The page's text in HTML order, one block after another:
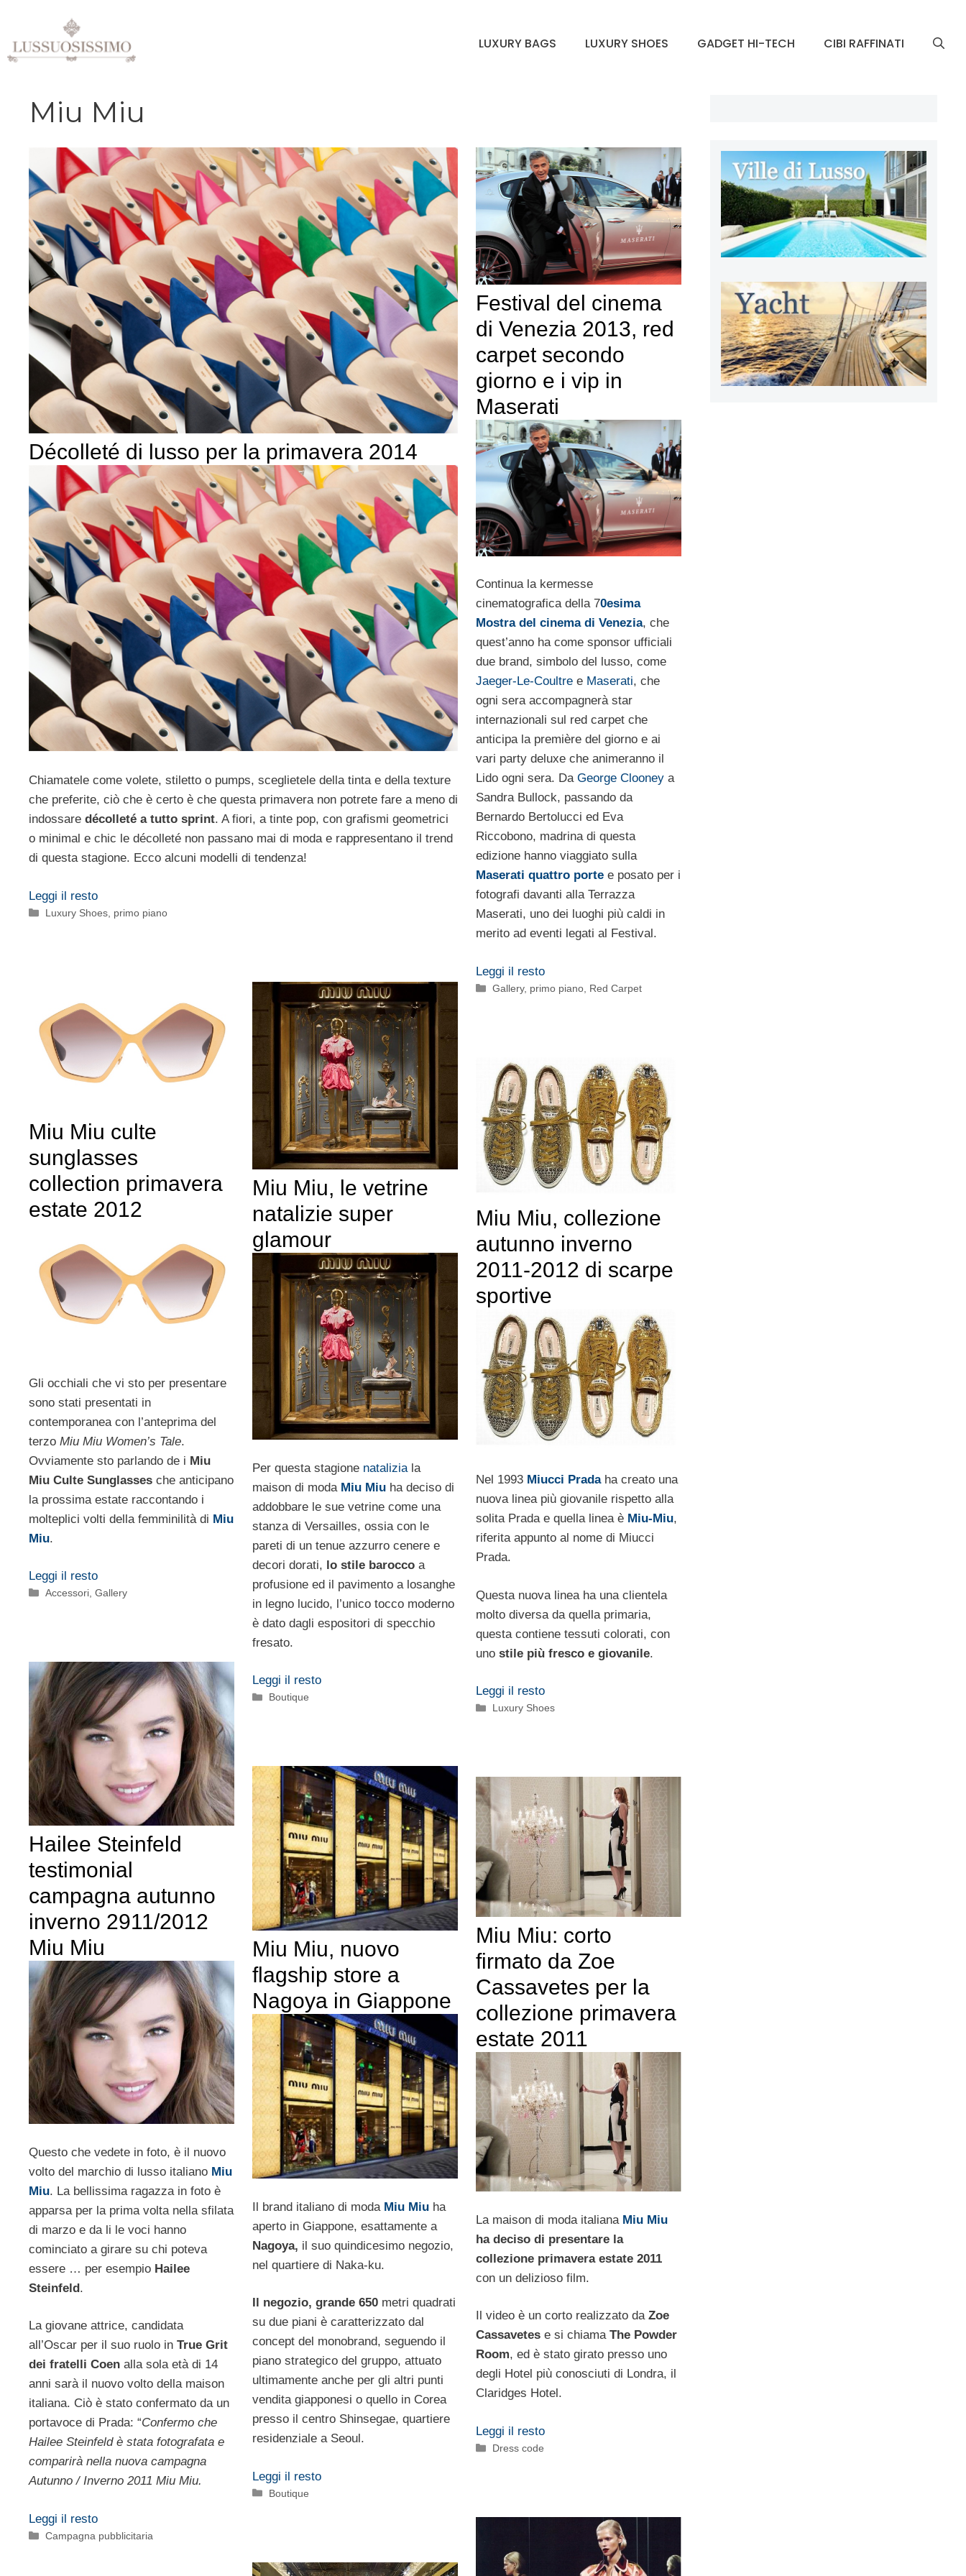
contenuto
LUXURY BAGS LUXURY SHOES GADGET HI-TECH CIBI RAFFINATI
Miu Miu
Décolleté di lusso per la primavera 2014
Chiamatele come volete, stiletto o pumps, sceglietele della tinta e della texture
che preferite, ciò che è certo è che questa primavera non potrete fare a meno di
indossare décolleté a tutto sprint. A fiori, a tinte pop, con grafismi geometrici
o minimal e chic le décolleté non passano mai di moda e rappresentano il trend
di questa stagione. Ecco alcuni modelli di tendenza!
Leggi il resto
Categorie
Luxury Shoes primo piano
Festival del cinema
di Venezia 2013, red
carpet secondo
giorno e i vip in
Maserati
Continua la kermesse
cinematografica della 70esima
Mostra del cinema di Venezia, che
quest’anno ha come sponsor ufficiali
due brand, simbolo del lusso, come
Jaeger-Le-Coultree Maserati, che
ogni sera accompagnerà star
internazionali sul red carpet che
anticipa la première del giorno e ai
vari party deluxe che animeranno il
Lido ogni sera. Da George Clooneya
Sandra Bullock, passando da
Bernardo Bertolucci ed Eva
Riccobono, madrina di questa
edizione hanno viaggiato sulla
Maserati quattro porte e posato per i
fotografi davanti alla Terrazza
Maserati, uno dei luoghi più caldi in
merito ad eventi legati al Festival.
Leggi il resto
Categorie
Gallery, primo piano Red Carpet
Miu Miu culte
sunglasses
collection primavera
estate 2012
Gli occhiali che vi sto per presentare
sono stati presentati in
contemporanea con l’anteprima del
terzo Miu Miu Women’s Tale.
Ovviamente sto parlando de i Miu
Miu Culte Sunglasses che anticipano
la prossima estate raccontando i
molteplici volti della femminilità di Miu
Miu.
Leggi il resto
Categorie
Accessori ,Gallery
Miu Miu, le vetrine
natalizie super
glamour
Per questa stagione nataliziala
maison di moda Miu Miuha deciso di
addobbare le sue vetrine come una
stanza di Versailles, ossia con le
pareti di un tenue azzurro cenere e
decori dorati, lo stile baroccoa
profusione ed il pavimento a losanghe
in legno lucido, l’unico tocco moderno
è dato dagli espositori di specchio
fresato.
Leggi il resto
Categorie
Boutique
Miu Miu, collezione
autunno inverno
2011-2012 di scarpe
sportive
Nel 1993 Miucci Pradaha creato una
nuova linea più giovanile rispetto alla
solita Prada e quella linea è Miu-Miu,
riferita appunto al nome di Miucci
Prada.
Questa nuova linea ha una clientela
molto diversa da quella primaria,
questa contiene tessuti colorati, con
uno stile più fresco e giovanile.
Leggi il resto
Categorie
Luxury Shoes
Hailee Steinfeld
testimonial
campagna autunno
inverno 2911/2012
Miu Miu
Questo che vedete in foto, è il nuovo
volto del marchio di lusso italiano Miu
Miu. La bellissima ragazza in foto è
apparsa per la prima volta nella sfilata
di marzo e da li le voci hanno
cominciato a girare su chi poteva
essere … per esempio Hailee
Steinfeld.
La giovane attrice, candidata
all’Oscar per il suo ruolo in True Grit
dei fratelli Coen alla sola età di 14
anni sarà il nuovo volto della maison
italiana. Ciò è stato confermato da un
portavoce di Prada: “Confermo che
Hailee Steinfeld è stata fotografata e
comparirà nella nuova campagna
Autunno / Inverno 2011 Miu Miu.
Leggi il resto
Categorie
Campagna pubblicitaria
Miu Miu, nuovo
flagship store a
Nagoya in Giappone
Il brand italiano di moda Miu Miu ha
aperto in Giappone, esattamente a
Nagoya, il suo quindicesimo negozio,
nel quartiere di Naka-ku.
Il negozio, grande 650 metri quadrati
su due piani è caratterizzato dal
concept del monobrand, seguendo il
piano strategico del gruppo, attuato
ultimamente anche per gli altri punti
vendita giapponesi o quello in Corea
presso il centro Shinsegae, quartiere
residenziale a Seoul.
Leggi il resto
Categorie
Boutique
Miu Miu: corto
firmato da Zoe
Cassavetes per la
collezione primavera
estate 2011
La maison di moda italiana Miu Miu
ha deciso di presentare la
collezione primavera estate 2011
con un delizioso film.
Il video è un corto realizzato da Zoe
Cassavetese si chiama The Powder
Room, ed è stato girato presso uno
degli Hotel più conosciuti di Londra, il
Claridges Hotel.
Leggi il resto
Categorie
Dress code